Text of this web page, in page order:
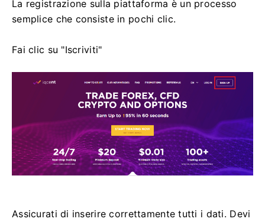
La registrazione sulla piattaforma è un processo
semplice che consiste in pochi clic.
Fai clic su "Iscriviti"
Assicurati di inserire correttamente tutti i dati. Devi